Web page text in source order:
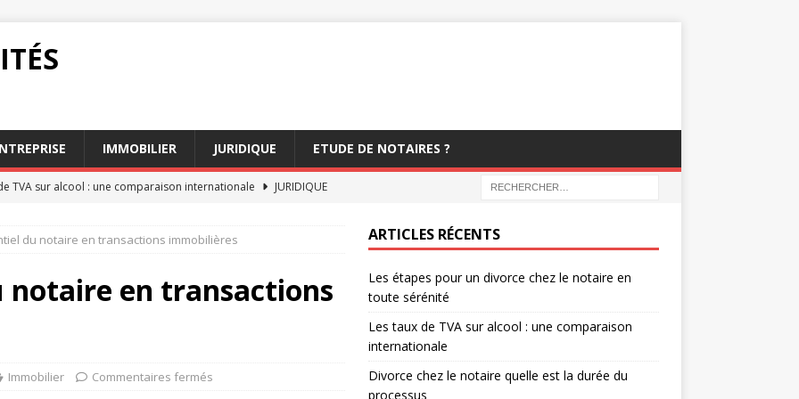
IMMOBILIER JURIDIQUE ETUDE DE NOTAIRES ?
TVA sur alcool : une comparaison internationale
JURIDIQUE
: enjeux fiscaux pour 2026 en France
ENTREPRISE
divorce chez le notaire en 2026
du notaire en transactions immobilières
notaire en transactions
Immobilier Commentaires fermés
ARTICLES RÉCENTS
Les étapes pour un divorce chez le notaire en
toute sérénité
Les taux de TVA sur alcool : une comparaison
internationale
Divorce chez le notaire quelle est la durée du
processus